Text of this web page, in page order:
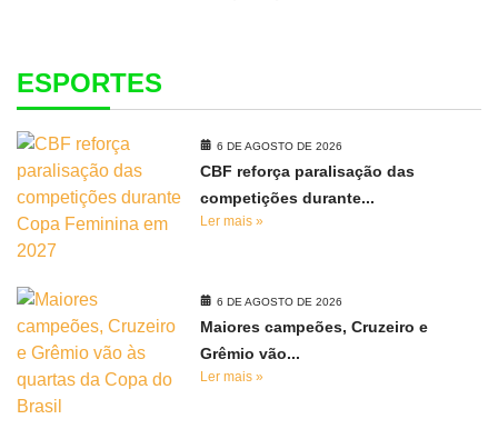
ESPORTES
6 DE AGOSTO DE 2026
CBF reforça paralisação das
competições durante...
Ler mais »
6 DE AGOSTO DE 2026
Maiores campeões, Cruzeiro e
Grêmio vão...
Ler mais »